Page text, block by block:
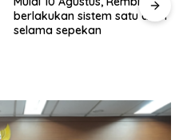
berlakukan sistem satu arah
selama sepekan